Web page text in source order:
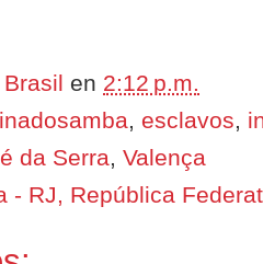
en 2:12 p.m.
, esclavos,
da Serra, Valença
- RJ, República